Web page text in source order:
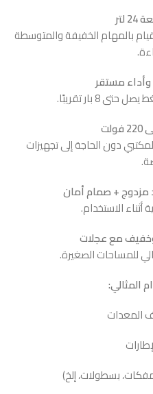
لتر
بالمهام الخفيفة والمتوسطة
مستقر
8 بار تقريبًا.
دون الحاجة إلى تجهيزات
+ صمام أمان
الاستخدام.
مع عجلات
للمساحات الصغيرة.
المثالي:
المعدات
بسطولات، إلخ)